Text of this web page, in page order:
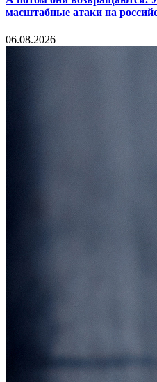
масштабные атаки на
06.08.2026